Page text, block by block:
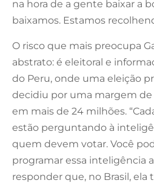
na hora de a gente baixar a
baixamos. Estamos
O risco que mais preocupa
abstrato: é eleitoral e
do Peru, onde uma eleição
decidiu por uma margem
em mais de 24 milhões.
estão perguntando à
quem devem votar. Você
programar essa inteligência
responder que, no Brasil,